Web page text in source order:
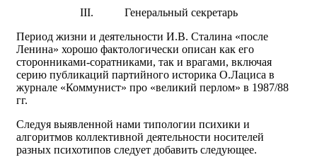
III.
Генеральный секретарь
Период жизни и деятельности И.В. Сталина «после
Ленина» хорошо фактологически описан как его
сторонниками-соратниками, так и врагами, включая
серию публикаций партийного историка О.Лациса в
журнале «Коммунист» про «великий перлом» в 1987/88
гг.
Следуя выявленной нами типологии психики и
алгоритмов коллективной деятельности носителей
разных психотипов следует добавить следующее.